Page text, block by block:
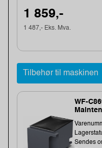
1 859,-
1 487,- Eks. Mva.
Tilbehør til maskinen
WF-
Sendes